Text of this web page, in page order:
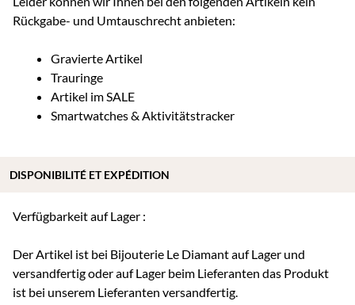
Rückgabe- und Umtauschrecht anbieten:
Gravierte Artikel
Trauringe
Artikel im SALE
Smartwatches & Aktivitätstracker
Verfügbarkeit auf Lager :
Der Artikel ist bei Bijouterie Le Diamant auf Lager und
versandfertig oder auf Lager beim Lieferanten das Produkt
ist bei unserem Lieferanten versandfertig.
DISPONIBILITÉ ET EXPÉDITION